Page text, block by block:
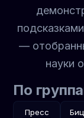
—
науки
По
Пресс